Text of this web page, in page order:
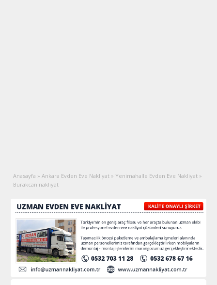
Anasayfa » Ankara Evden Eve Nakliyat » Yenimahalle Evden Eve Nakliyat »
Burakcan nakliyat